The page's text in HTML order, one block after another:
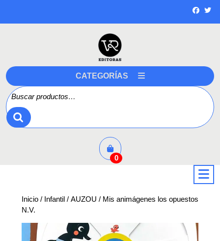
contenido
CATEGORÍAS
Buscar por:
0
Inicio / Infantil / AUZOU / Mis animágenes los opuestos
N.V.